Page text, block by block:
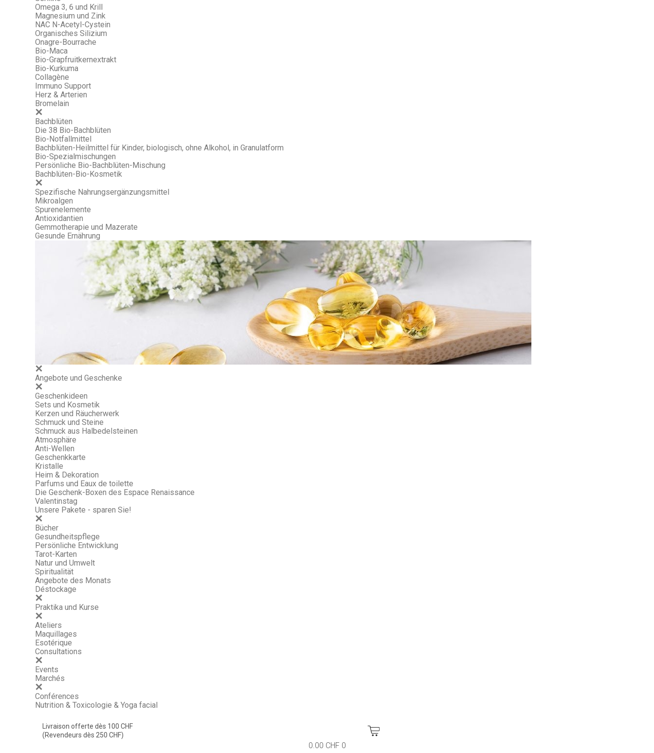
Omega 3, 6 und Krill
Magnesium und Zink
NAC N-Acetyl-Cystein
Organisches Silizium
Onagre-Bourrache
Bio-Maca
Bio-Grapfruitkernextrakt
Bio-Kurkuma
Collagène
Immuno Support
Herz & Arterien
Bromelain
Bachblüten
Die 38 Bio-Bachblüten
Bio-Notfallmittel
Bachblüten-Heilmittel für Kinder, biologisch, ohne Alkohol, in Granulatform
Bio-Spezialmischungen
Persönliche Bio-Bachblüten-Mischung
Bachblüten-Bio-Kosmetik
Spezifische Nahrungsergänzungsmittel
Mikroalgen
Spurenelemente
Antioxidantien
Gemmotherapie und Mazerate
Gesunde Ernährung
Angebote und Geschenke
Geschenkideen
Sets und Kosmetik
Kerzen und Räucherwerk
Schmuck und Steine
Schmuck aus Halbedelsteinen
Atmosphäre
Anti-Wellen
Geschenkkarte
Kristalle
Heim & Dekoration
Parfums und Eaux de toilette
Die Geschenk-Boxen des Espace Renaissance
Valentinstag
Unsere Pakete - sparen Sie!
Bücher
Gesundheitspflege
Persönliche Entwicklung
Tarot-Karten
Natur und Umwelt
Spiritualität
Angebote des Monats
Déstockage
Praktika und Kurse
Ateliers
Maquillages
Esotérique
Consultations
Events
Marchés
Conférences
Nutrition & Toxicologie & Yoga facial
Livraison offerte dès 100 CHF
(Revendeurs dès 250 CHF)
0.00 CHF 0